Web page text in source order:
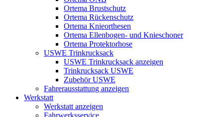
Ortema Brustschutz
Ortema Rückenschutz
Ortema Knieorthesen
Ortema Ellenbogen- und Knieschoner
Ortema Protektorhose
USWE Trinkrucksack
USWE Trinkrucksack anzeigen
Trinkrucksack USWE
Zubehör USWE
Fahrerausstattung anzeigen
Werkstatt
Werkstatt anzeigen
Fahrwerksservice